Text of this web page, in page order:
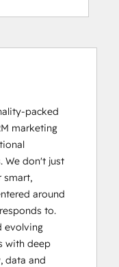
packed
marketing
We don't just
smart,
around
to.
evolving
with deep
data and